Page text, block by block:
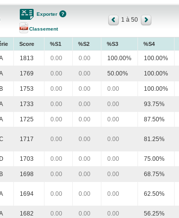
Exporter
Classement
1 à 50
Score %S1 %S2 %S3 %S4
1813 0.00 0.00 100.00% 100.00%
1769 0.00 0.00 50.00% 100.00%
1753 0.00 0.00 0.00 100.00%
1733 0.00 0.00 0.00 93.75%
1725 0.00 0.00 0.00 87.50%
1717 0.00 0.00 0.00 81.25%
1703 0.00 0.00 0.00 75.00%
1698 0.00 0.00 0.00 68.75%
1694 0.00 0.00 0.00 62.50%
1682 0.00 0.00 0.00 56.25%